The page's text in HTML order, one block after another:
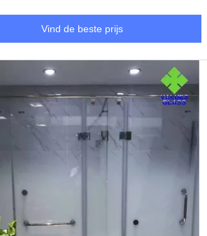
Vind de beste prijs